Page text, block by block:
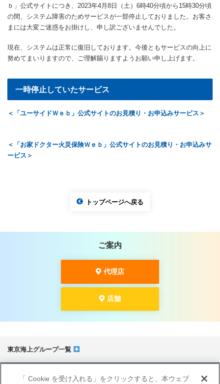
ｂ」公式サイトにつき、2023年4月8日（土）6時40分頃から15時30分頃
の間、システム障害のためサービスが一部停止しておりました。お客さ
まには大変ご迷惑をお掛けし、申し訳ございませんでした。
現在、システムは正常に復旧しております。今後ともサービスの向上に
努めてまいりますので、ご理解賜りますようお願い申し上げます。
一時停止していたサービス
＜「ユーサイドＷｅｂ」公式サイトのお見積り・お申込みサービス＞
＜「お家ドクター火災保険Ｗｅｂ」公式サイトのお見積り・お申込みサ
ービス＞
トップページへ戻る
ご案内
代理店
店舗
東京海上グループ一覧
サイトマップ
「 Cookie を受け入れる」をクリックすると、本ウェブ